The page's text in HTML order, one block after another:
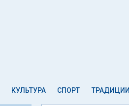
КУЛЬТУРА СПОРТ ТРАДИЦИИ